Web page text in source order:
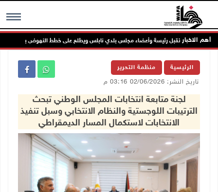
MENU أهم الاخبار
الرئيس يستقبل رئيسة وأعضاء مجلس بلدي نابلس ويطلع على خطط النهوض بالواقع التنموي
الرئيسية منظمة التحرير
تاريخ النشر: 02/06/2026 03:16 م
لجنة متابعة انتخابات المجلس الوطني تبحث
الترتيبات اللوجستية والنظام الانتخابي وسبل تنفيذ
الانتخابات لاستكمال المسار الديمقراطي